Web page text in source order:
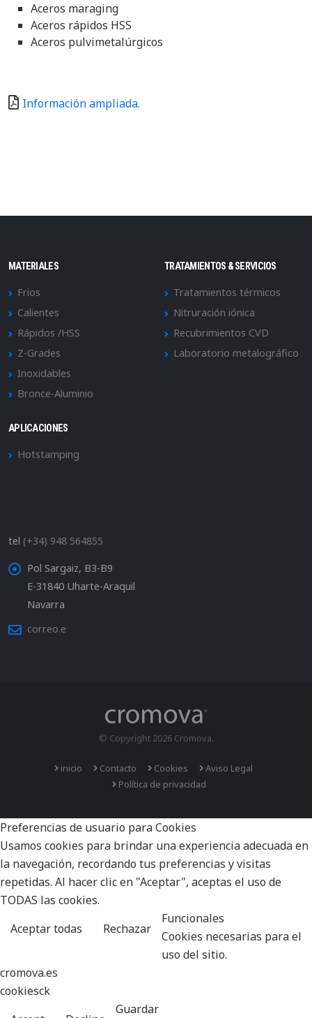
Aceros maraging
Aceros rápidos HSS
Aceros pulvimetalúrgicos
Información ampliada.
MATERIALES
Frios
Calientes
Rápidos /HSS
Z-Grades
Inoxidables
Bronce-Aluminio
TRATAMIENTOS & SERVICIOS
Tratamientos térmicos
Nitruración iónica
Recubrimientos CVD
Laboratorio metalográfico
APLICACIONES
Hotstamping
tel (+34) 948 564855
Pol Sargaiz, B3-B9
E-31840 Uharte-Araquil
Navarra
correo.e
© Copyright 2026 Cromova.
inicio Contacto Cookies
Aviso Legal
Política de privacidad
Preferencias de usuario para Cookies
Usamos cookies para brindar una experiencia adecuada en
la navegación, recordando tus preferencias y visitas
repetidas. Al hacer clic en "Aceptar", aceptas el uso de
TODAS las cookies.
Aceptar todas
Rechazar
Funcionales
Cookies necesarias para el
uso del sitio.
cromova.es
cookiesck
Guardar